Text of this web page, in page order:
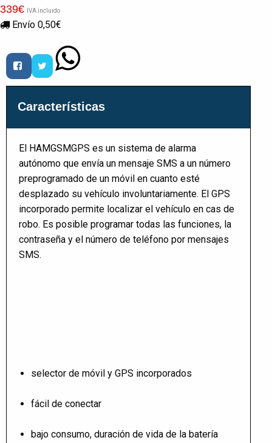
339€ IVA incluido
Envío 0,50€
Características
El HAMGSMGPS es un sistema de alarma
autónomo que envía un mensaje SMS a un número
preprogramado de un móvil en cuanto esté
desplazado su vehículo involuntariamente. El GPS
incorporado permite localizar el vehículo en cas de
robo. Es posible programar todas las funciones, la
contraseña y el número de teléfono por mensajes
SMS.
selector de móvil y GPS incorporados
fácil de conectar
bajo consumo, duración de vida de la batería